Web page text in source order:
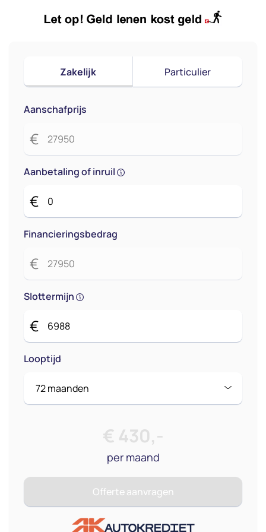
Zakelijk Particulier
Aanschafprijs
€
Aanbetaling of inruil
€
Financieringsbedrag
€
Slottermijn
€
Looptijd
€ 430,-
per maand
Offerte aanvragen